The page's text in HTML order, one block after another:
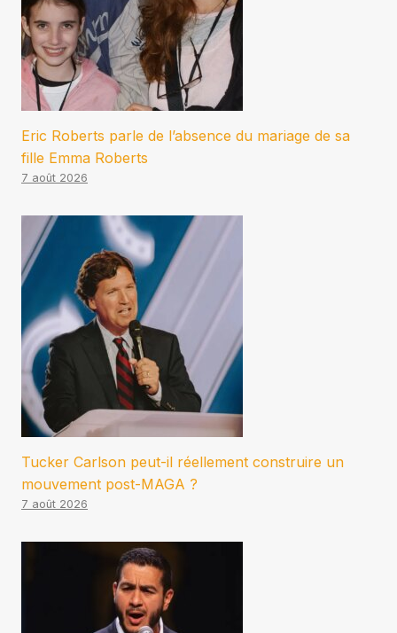
Eric Roberts parle de l’absence du mariage de sa
fille Emma Roberts
7 août 2026
Tucker Carlson peut-il réellement construire un
mouvement post-MAGA ?
7 août 2026